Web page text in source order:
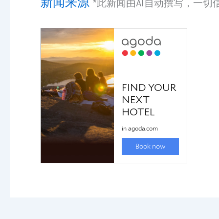
*此新闻由AI自动撰写，一切